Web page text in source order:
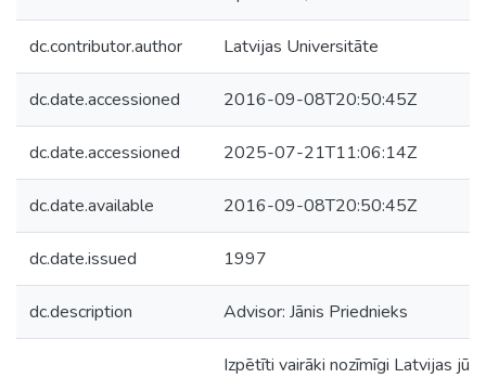
dc.contributor.author Latvijas Universitāte
dc.date.accessioned 2016-09-08T20:50:45Z
dc.date.accessioned 2025-07-21T11:06:14Z
dc.date.available 2016-09-08T20:50:45Z
dc.date.issued 1997
dc.description Advisor: Jānis Priednieks
Izpētīti vairāki nozīmīgi Latvijas